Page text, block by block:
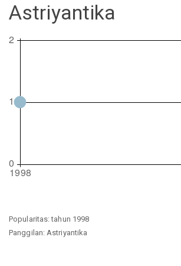
Nurhilman
Pathin Muhalis
Astriyantika
Popularitas: tahun 1998
Panggilan: Astriyantika